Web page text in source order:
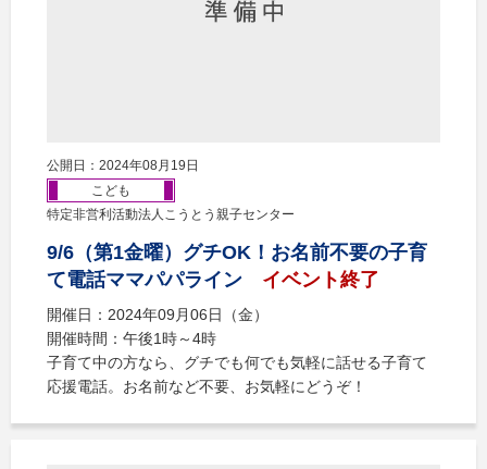
公開日：2024年08月19日
こども
特定非営利活動法人こうとう親子センター
9/6（第1金曜）グチOK！お名前不要の子育
て電話ママパパライン
イベント終了
開催日：2024年09月06日（金）
開催時間：午後1時～4時
子育て中の方なら、グチでも何でも気軽に話せる子育て
応援電話。お名前など不要、お気軽にどうぞ！